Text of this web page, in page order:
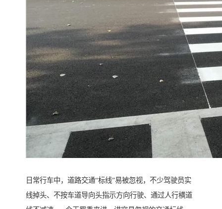
日常行车中，道路交通“标线”易被忽视，不少驾驶员实
线掉头、不按车道导向头指示方向行驶、通过人行横道